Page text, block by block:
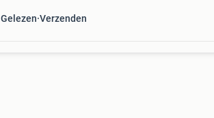
Gelezen Verzenden